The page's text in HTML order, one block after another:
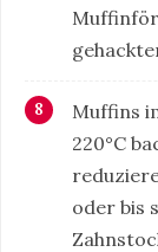
Muffins
220°C
oder bis